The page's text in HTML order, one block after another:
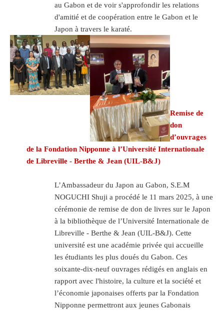
au Gabon et de voir s'approfondir les relations
d'amitié et de coopération entre le Gabon et le
Japon à travers le karaté.
Remise de
don
d’ouvrages
de la Fondation Nipponne à l’Université Internationale
de Libreville - Berthe & Jean (UIL-B&J)
L’Ambassadeur du Japon au Gabon, S.E.M
NOGUCHI Shuji a procédé le 11 mars 2025, à une
cérémonie de remise de don de livres sur le Japon
à la bibliothèque de l’Université Internationale de
Libreville - Berthe & Jean (UIL-B&J). Cette
université est une académie privée qui accueille
les étudiants les plus doués du Gabon. Ces
soixante-dix-neuf ouvrages rédigés en anglais en
rapport avec l'histoire, la culture et la société et
l’économie japonaises offerts par la Fondation
Nipponne permettront aux jeunes Gabonais